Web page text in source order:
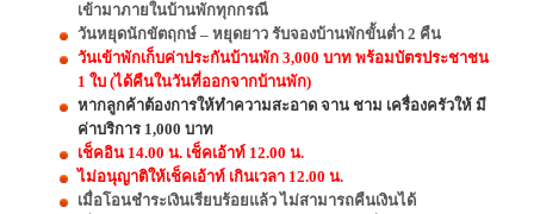
เข้ามาภายในบ้านพักทุกกรณี
วันหยุดนักขัตฤกษ์ – หยุดยาว รับจองบ้านพักขั้นต่ำ 2 คืน
วันเข้าพักเก็บค่าประกันบ้านพัก 3,000 บาท พร้อมบัตรประชาชน
1 ใบ (ได้คืนในวันที่ออกจากบ้านพัก)
หากลูกค้าต้องการให้ทำความสะอาด จาน ชาม เครื่องครัวให้ มี
ค่าบริการ 1,000 บาท
เช็คอิน 14.00 น. เช็คเอ้าท์ 12.00 น.
ไม่อนุญาติให้เช็คเอ้าท์ เกินเวลา 12.00 น.
เมื่อโอนชำระเงินเรียบร้อยแล้ว ไม่สามารถคืนเงินได้